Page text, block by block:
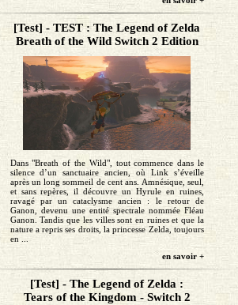
[Test] - TEST : The Legend of Zelda
Breath of the Wild Switch 2 Edition
Dans "Breath of the Wild", tout commence dans le
silence d’un sanctuaire ancien, où Link s’éveille
après un long sommeil de cent ans. Amnésique, seul,
et sans repères, il découvre un Hyrule en ruines,
ravagé par un cataclysme ancien : le retour de
Ganon, devenu une entité spectrale nommée Fléau
Ganon. Tandis que les villes sont en ruines et que la
nature a repris ses droits, la princesse Zelda, toujours
en ...
en savoir +
[Test] - The Legend of Zelda :
Tears of the Kingdom - Switch 2